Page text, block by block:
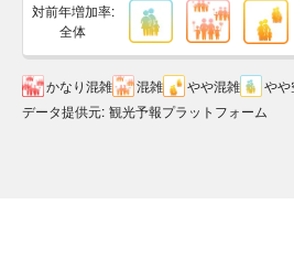
対前年増加率:
全体
かなり混雑 混雑 やや混雑 やや
データ提供元: 観光予報プラットフォーム